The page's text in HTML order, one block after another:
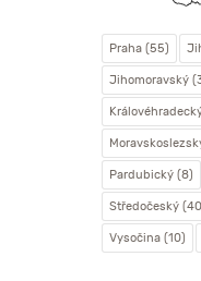
Praha (55)
Jihomoravský
Pardubický (8)
Středočeský
Vysočina (10)